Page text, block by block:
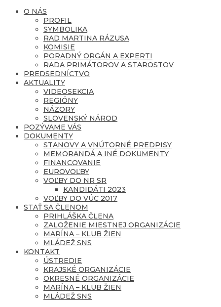
O NÁS
PROFIL
SYMBOLIKA
RAD MARTINA RÁZUSA
KOMISIE
PORADNÝ ORGÁN A EXPERTI
RADA PRIMÁTOROV A STAROSTOV
PREDSEDNÍCTVO
AKTUALITY
VIDEOSEKCIA
REGIÓNY
NÁZORY
SLOVENSKÝ NÁROD
POZÝVAME VÁS
DOKUMENTY
STANOVY A VNÚTORNÉ PREDPISY
MEMORANDÁ A INÉ DOKUMENTY
FINANCOVANIE
EUROVOĽBY
VOĽBY DO NR SR
KANDIDÁTI 2023
VOĽBY DO VÚC 2017
STAŤ SA ČLENOM
PRIHLÁŠKA ČLENA
ZALOŽENIE MIESTNEJ ORGANIZÁCIE
MARÍNA – KLUB ŽIEN
MLÁDEŽ SNS
KONTAKT
ÚSTREDIE
KRAJSKÉ ORGANIZÁCIE
OKRESNÉ ORGANIZÁCIE
MARÍNA – KLUB ŽIEN
MLÁDEŽ SNS